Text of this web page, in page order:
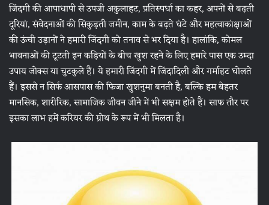
जिंदगी की आपाधापी से उपजी अकुलाहट, प्रतिस्पर्धा का कहर, अपनों से बढ़ती
दूरियां, संवेदनाओं की सिकुड़ती जमीन, काम के बढ़ते घंटे और महत्वाकांक्षाओं
की ऊंची उड़ानों ने हमारी जिंदगी को तनाव से भर दिया है। हालांकि, कोमल
भावनाओं की टूटती इन कड़ियों के बीच खुश रहने के लिए हमारे पास एक उम्दा
उपाय जोक्स या चुटकुले हैं। ये हमारी जिंदगी में जिंदादिली और गर्माहट घोलते
हैं। इससे न सिर्फ आसपास की फिजा खुशनुमा बनती है, बल्कि हम बेहतर
मानसिक, शारीरिक, सामाजिक जीवन जीने में भी सक्षम होते हैं। साफ तौर पर
इसका लाभ हमें करियर की ग्रोथ के रूप में भी मिलता है।